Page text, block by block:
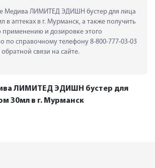
Медива ЛИМИТЕД ЭДИШН бустер для лица
в аптеках в г. Мурманск, а также получить
применению и дозировке этого
по справочному телефону 8-800-777-03-03
связи на сайте.
ЛИМИТЕД ЭДИШН бустер для
30мл в г. Мурманск